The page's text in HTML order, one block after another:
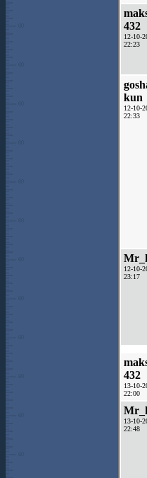
432
12-10-
22:23
kun
12-10-
22:33
12-10-
23:17
432
13-10-
22:00
13-10-
22:48